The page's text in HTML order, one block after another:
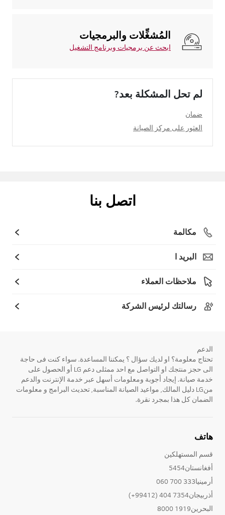
المُشغِّلات والبرمجيات
ابحث عن برمجيات وبرنامج التشغيل
لم تحل المشكلة بعد?
ضمان
العثور على مركز الصيانة
اتصل بنا
مكالمة
البريد ا
ملاحظات العملاء
رسالتك لرئيس الشركة
الدعم
تحتاج معلومة؟ او لديك سؤال ؟ يمكننا المساعدة. سواء كنت فى حاجة
الى حجز منتجك او التواصل مع احد ممثلى دعم LG أو الحصول على
خدمة صيانة. إيجاد أجوبة ومعلومات أسهل عبر خدمة الإنترنت والدعم
منLG دليل المالك, مواعيد الصيانة المناسبة, تحديث البرامج و معلومات
الضمان كل هذا بمجرد نقرة.
هاتف
قسم المستهلكين
أفغانستان5454
أرمينيا333 700 060
أذربيجان7354 404 (99412+)
البحرين1919 8000